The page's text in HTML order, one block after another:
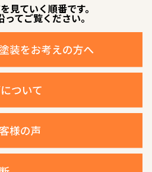
見ていく順番です。
ってご覧ください。